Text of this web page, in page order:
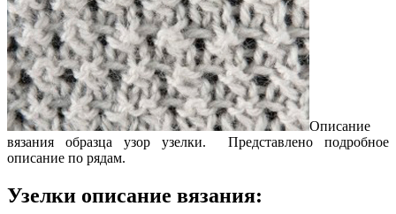
Описание
вязания образца узор узелки. Представлено подробное
описание по рядам.
Узелки описание вязания: